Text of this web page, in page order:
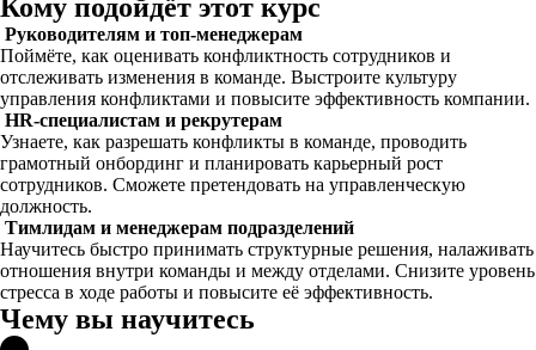
Кому подойдёт этот курс
Руководителям и топ-менеджерам
Поймёте, как оценивать конфликтность сотрудников и
отслеживать изменения в команде. Выстроите культуру
управления конфликтами и повысите эффективность компании.
HR-специалистам и рекрутерам
Узнаете, как разрешать конфликты в команде, проводить
грамотный онбординг и планировать карьерный рост
сотрудников. Сможете претендовать на управленческую
должность.
Тимлидам и менеджерам подразделений
Научитесь быстро принимать структурные решения, налаживать
отношения внутри команды и между отделами. Снизите уровень
стресса в ходе работы и повысите её эффективность.
Чему вы научитесь